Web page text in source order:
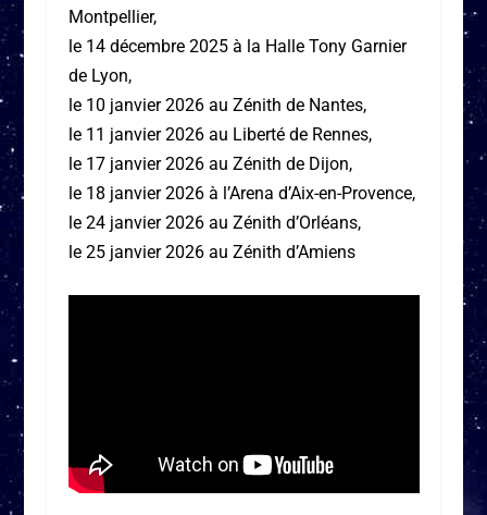
Montpellier,
le 14 décembre 2025 à la Halle Tony Garnier
de Lyon,
le 10 janvier 2026 au Zénith de Nantes,
le 11 janvier 2026 au Liberté de Rennes,
le 17 janvier 2026 au Zénith de Dijon,
le 18 janvier 2026 à l’Arena d’Aix-en-Provence,
le 24 janvier 2026 au Zénith d’Orléans,
le 25 janvier 2026 au Zénith d’Amiens